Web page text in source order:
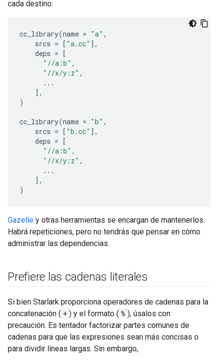
cada destino:
cc_library(name = "a" ,
srcs = [ "a.cc" ],
deps = [
"//a:b" ,
"//x/y:z" ,
...
],
)
cc_library(name = "b" ,
srcs = [ "b.cc" ],
deps = [
"//a:b" ,
"//x/y:z" ,
...
],
)
Gazelle y otras herramientas se encargan de mantenerlos.
Habrá repeticiones, pero no tendrás que pensar en cómo
administrar las dependencias.
Prefiere las cadenas literales
Si bien Starlark proporciona operadores de cadenas para la
concatenación ( + ) y el formato ( % ), úsalos con
precaución. Es tentador factorizar partes comunes de
cadenas para que las expresiones sean más concisas o
para dividir líneas largas. Sin embargo,